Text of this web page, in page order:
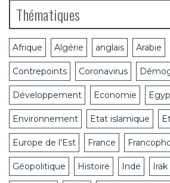
Thématiques
Afrique Algérie anglais Arabie
Contrepoints Coronavirus
Développement Economie
Environnement Etat islamique
Europe de l'Est France
Géopolitique Histoire Inde Irak